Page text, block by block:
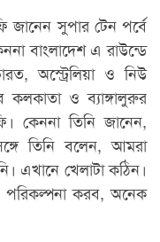
জানেন সুপার টেন পর্বে
বাংলাদেশ এ রাউন্ডে
অস্ট্রেলিয়া ও নিউ
কলকাতা ও ব্যাঙ্গালুরুর
কেননা তিনি জানেন,
তিনি বলেন, আমরা
এখানে খেলাটা কঠিন।
করব, অনেক